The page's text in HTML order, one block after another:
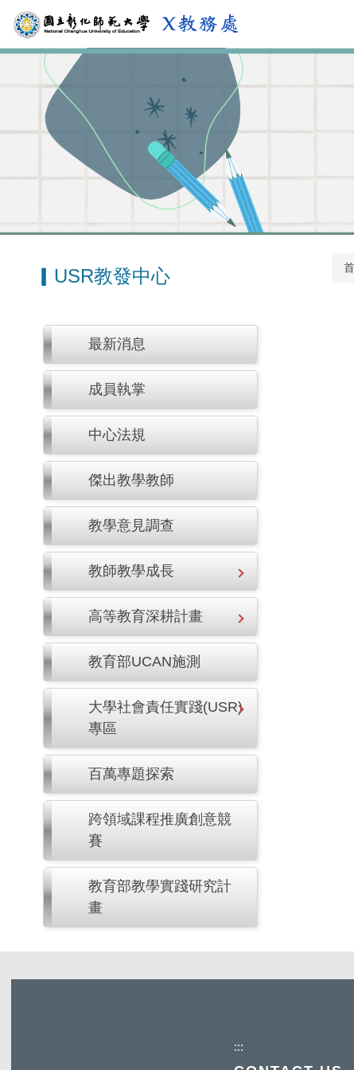
到
▎USR教發中心
最新消息
成員執掌
中心法規
傑出教學教師
教學意見調查
教師教學成長
高等教育深耕計畫
教育部UCAN施測
大學社會責任實踐(USR)
專區
百萬專題探索
跨領域課程推廣創意競
賽
教育部教學實踐研究計
畫
:::